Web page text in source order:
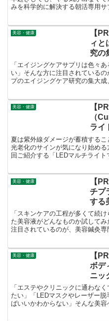
みを科学的に解決する朝活専用
美容・健康
【
ィと
究の
のエ
説！
「エイジングケアサプリは色々
い」そんな方に注目されている
プのエイジングケア研究の集大
美容・健康
【
（
ライ
中ケ
夏は紫外線ダメージが蓄積する
光老化のサインが気になり始め
回ご紹介する「LEDマルチライト
美容・健康
【
チプ
する
した
解説
「スキンケアの工程が多くて続
た美容液がどんなものか試して
注目されているのが、美容鍼灸専
美容・健康
【
ボデ
ニッ
を自
ンド
「エステやクリニックに通わな
たい」「LEDマスクやレーザー
ばいいかわからない」そんな美